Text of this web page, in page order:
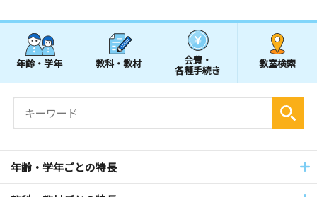
年齢・学年 教科・教材 会費・
各種手続き
教室検索
年齢・学年ごとの特長